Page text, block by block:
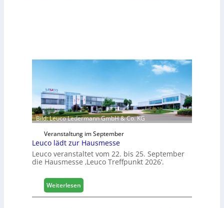
Bild: Leuco Ledermann GmbH & Co. KG
Veranstaltung im September
Leuco lädt zur Hausmesse
Leuco veranstaltet vom 22. bis 25. September
die Hausmesse ‚Leuco Treffpunkt 2026‘.
Weiterlesen
L